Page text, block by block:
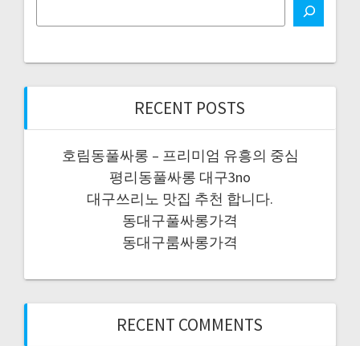
RECENT POSTS
호림동풀싸롱 – 프리미엄 유흥의 중심
평리동풀싸롱 대구3no
대구쓰리노 맛집 추천 합니다.
동대구풀싸롱가격
동대구룸싸롱가격
RECENT COMMENTS